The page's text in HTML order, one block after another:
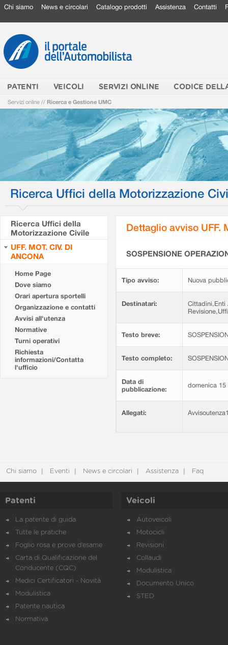
Chi siamo News e circolari Catalogo prodotti Assistenza Contatti
PATENTI VEICOLI SERVIZI ONLINE CODICE
Servizi online // Ricerca e Gestione UMC
Ricerca Uffici della Motorizzazione
Ricerca Uffici della
Motorizzazione Civile
UFF. MOT. CIV. DI
ANCONA
Home Page
Dove siamo
Orari apertura sportelli
Organizzazione e contatti
Avvisi all'utenza
Normative
Turni operativi
Richiesta
informazioni/Contatta
l'ufficio
Dettaglio avviso UFF.
SOSPENSIONE
Tipo avviso: Nuova
Destinatari:
Cittadini,Enti
Testo breve:
Testo completo:
Data di
pubblicazione:
domenica 15
Allegati:
Chi siamo Eventi News e circolari Assistenza Faq
Patenti
La patente di guida
Tutte le pratiche
Foglio rosa e prove d’esame
Carta di Qualificazione del
Conducente (CQC)
Medici Certificatori - Novità
Modulistica
Patente nautica
Normativa
Veicoli
Autoveicoli
Motocicli
Revisioni
Collaudi
Modulistica
Documento Unico
STED